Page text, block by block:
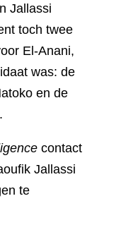
Jallassi
toch twee
El-Anani,
was: de
en de
contact
Jallassi
te